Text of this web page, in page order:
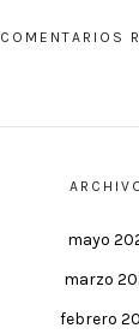
COMENTARIOS
mayo
marzo
febrero